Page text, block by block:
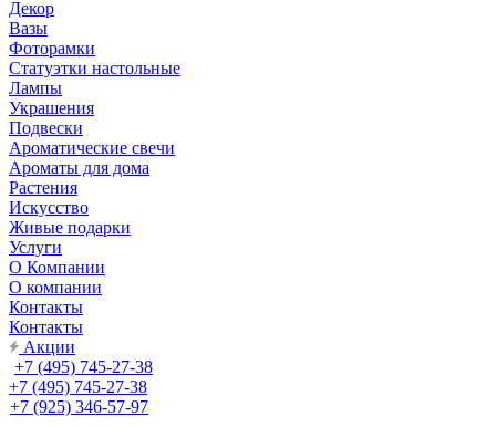
Декор
Вазы
Фоторамки
Статуэтки настольные
Лампы
Украшения
Подвески
Ароматические свечи
Ароматы для дома
Растения
Искусство
Живые подарки
Услуги
О Компании
О компании
Контакты
Контакты
Акции
+7 (495) 745-27-38
+7 (495) 745-27-38
+7 (925) 346-57-97